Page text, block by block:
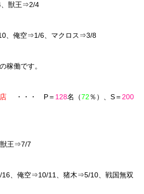
獣王⇒2/4
俺空⇒1/6、マクロス⇒3/8
働です。
・・・ P＝ 128名（72％）、S＝ 200
王⇒7/7
俺空⇒10/11、猪木⇒5/10、戦国無双